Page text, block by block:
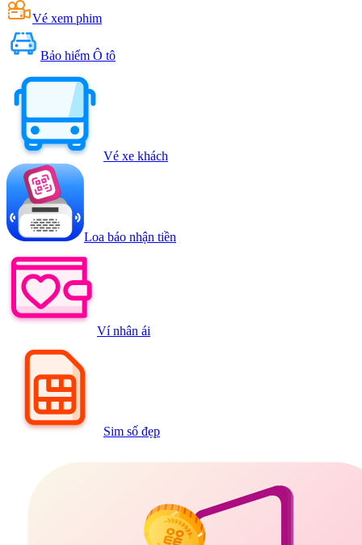
Vé xem phim
Bảo hiểm Ô tô
Vé xe khách
Loa báo nhận tiền
Ví nhân ái
Sim số đẹp